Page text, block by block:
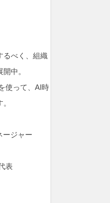
るべく、組織
中。
使って、AI時
ージャー
表